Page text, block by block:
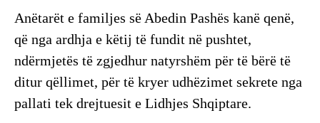
Anëtarët e familjes së Abedin Pashës kanë qenë,
që nga ardhja e këtij të fundit në pushtet,
ndërmjetës të zgjedhur natyrshëm për të bërë të
ditur qëllimet, për të kryer udhëzimet sekrete nga
pallati tek drejtuesit e Lidhjes Shqiptare.